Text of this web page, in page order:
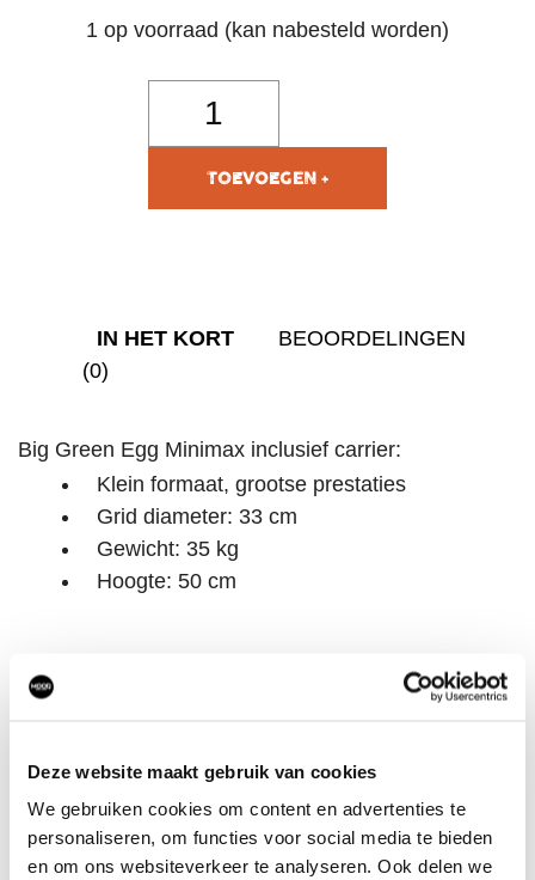
Deze website maakt gebruik van cookies
We gebruiken cookies om content en advertenties te
personaliseren, om functies voor social media te bieden
en om ons websiteverkeer te analyseren. Ook delen we
1 op voorraad (kan nabesteld worden)
TOEVOEGEN AAN
WINKELWAGEN
IN HET KORT
BEOORDELINGEN
(0)
Big Green Egg Minimax inclusief carrier:
Klein formaat, grootse prestaties
Grid diameter: 33 cm
Gewicht: 35 kg
Hoogte: 50 cm
OOK IN DE MOOD4
DEZE?